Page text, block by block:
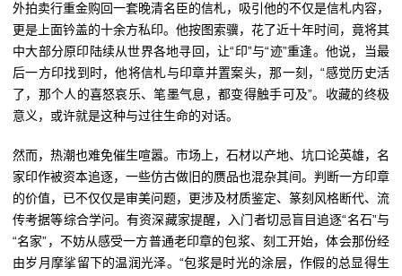
外拍卖行重金购回一套晚清名臣的信札，吸引他的不仅是信札内容，
更是上面钤盖的十余方私印。他按图索骥，花了近十年时间，竟将其
中大部分原印陆续从世界各地寻回，让“印”与“迹”重逢。他说，当最
后一方印找到时，他将信札与印章并置案头，那一刻，“感觉历史活
了，那个人的喜怒哀乐、笔墨气息，都变得触手可及”。收藏的终极
意义，或许就是这种与过往生命的对话。
然而，热潮也难免催生喧嚣。市场上，石材以产地、坑口论英雄，名
家印作被资本追逐，一些仿古做旧的赝品也混杂其间。判断一方印章
的价值，已不仅仅是审美问题，更涉及材质鉴定、篆刻风格断代、流
传考据等综合学问。有资深藏家提醒，入门者切忌盲目追逐“名石”与
“名家”，不妨从感受一方普通老印章的包浆、刻工开始，体会那份经
由岁月摩挲留下的温润光泽。“包浆是时光的涂层，作假的总显得生